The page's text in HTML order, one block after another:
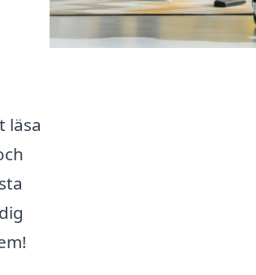
läsa